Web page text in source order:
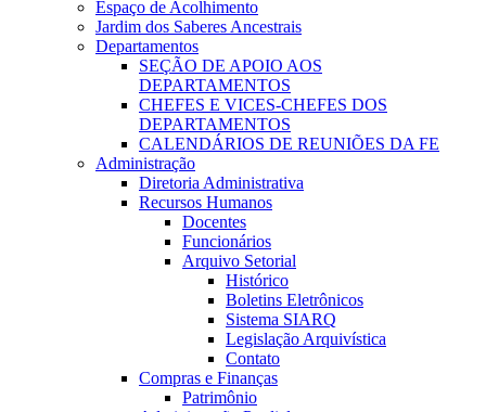
Espaço de Acolhimento
Jardim dos Saberes Ancestrais
Departamentos
SEÇÃO DE APOIO AOS
DEPARTAMENTOS
CHEFES E VICES-CHEFES DOS
DEPARTAMENTOS
CALENDÁRIOS DE REUNIÕES DA FE
Administração
Diretoria Administrativa
Recursos Humanos
Docentes
Funcionários
Arquivo Setorial
Histórico
Boletins Eletrônicos
Sistema SIARQ
Legislação Arquivística
Contato
Compras e Finanças
Patrimônio